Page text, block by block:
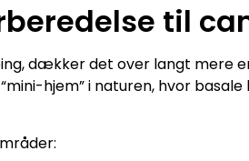
til
dækker det over langt mere
hjem” i naturen, hvor